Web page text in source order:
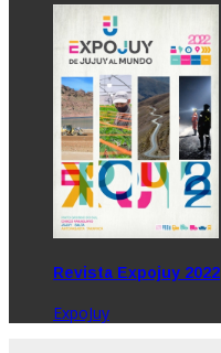
Revista Expojuy 2022
ExpoJuy